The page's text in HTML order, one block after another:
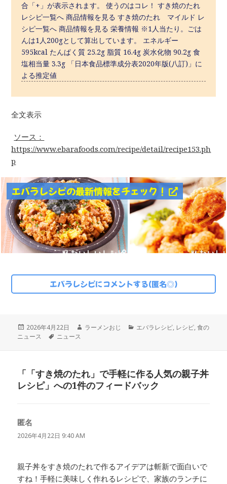
合「+」が表示されます。 使うのはコレ！ すき焼のたれ
レシピ一覧へ 商品情報を見る すき焼のたれ マイルド レ
シピ一覧へ 商品情報を見る 栄養情報 ※1人当たり。ごは
んは1人200gとして算出しています。 エネルギー
595kcal たんぱく質 25.2g 脂質 16.4g 炭水化物 90.2g 食
塩相当量 3.3g 「日本食品標準成分表2020年版(八訂)」に
よる推定値
全文表示
ソース：
https://www.ebarafoods.com/recipe/detail/recipe153.ph
p
エバラレシピの最新情報をチェック！
エバラレシピにコメントする(匿名◎)
投
稿
2026年4月22日
作
ラーメンおじ
カ
エバラレシピ, レシピ,食の
ニュース
タ
ニュース
「「すき焼のたれ」で手軽に作る人気の親子丼
レシピ」への1件のフィードバック
匿名
り:
2026年4月22日 9:40 AM
親子丼をすき焼のたれで作るアイデアは斬新で面白いで
すね！手軽に美味しく作れるレシピで、家族のランチに